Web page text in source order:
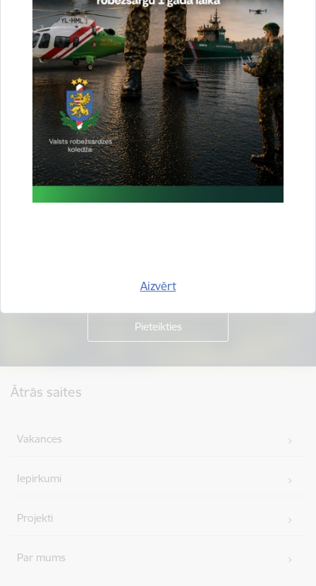
Aizvērt
Vai šī informācija bija noderīga?
Sniegt atsauksmi
Ātrās saites
Vakances
Iepirkumi
Projekti
Par mums